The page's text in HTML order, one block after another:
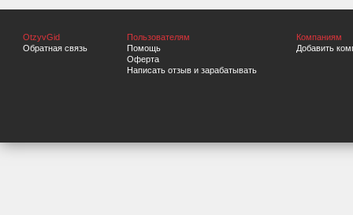
OtzyvGid
Обратная связь
Пользователям
Помощь
Оферта
Написать отзыв и зарабатывать
Компаниям
Добавить